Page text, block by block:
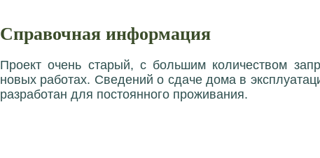
Справочная информация
Проект очень старый, с большим количеством
новых работах. Сведений о сдаче дома в
разработан для постоянного проживания.